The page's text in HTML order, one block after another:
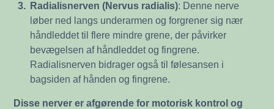
3.
Radialisnerven (Nervus radialis): Denne nerve
løber ned langs underarmen og forgrener sig nær
håndleddet til flere mindre grene, der påvirker
bevægelsen af håndleddet og fingrene.
Radialisnerven bidrager også til følesansen i
bagsiden af hånden og fingrene.
Disse nerver er afgørende for motorisk kontrol og